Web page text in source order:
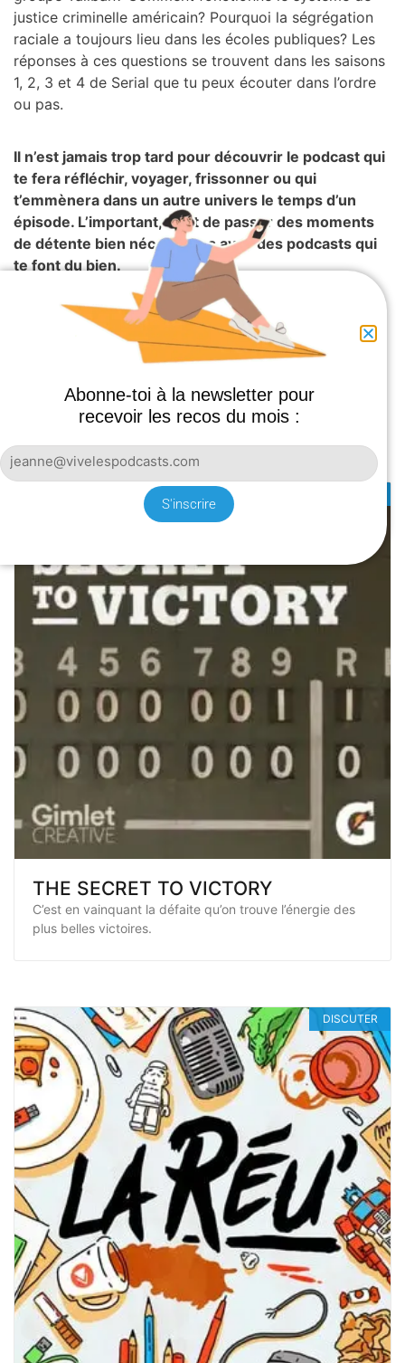
justice criminelle américain? Pourquoi la ségrégation
raciale a toujours lieu dans les écoles publiques? Les
réponses à ces questions se trouvent dans les saisons
1, 2, 3 et 4 de Serial que tu peux écouter dans l’ordre
ou pas.
Il n’est jamais trop tard pour découvrir le podcast qui
te fera réfléchir, voyager, frissonner ou qui
t’emmènera dans un autre univers le temps d’un
épisode. L’important, c’est de passer des moments
de détente bien nécessaires avec des podcasts qui
te font du bien.
↓ DES PODCASTS ↓
THE SECRET TO VICTORY
C’est en vainquant la défaite qu’on trouve l’énergie des
plus belles victoires.
DISCUTER
Abonne-toi à la newsletter pour
recevoir les recos du mois :
S'inscrire